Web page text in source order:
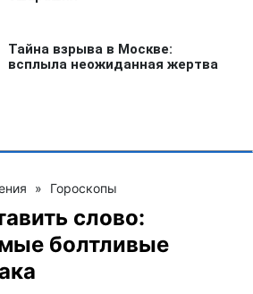
» Гороскопы
слово:
болтливые